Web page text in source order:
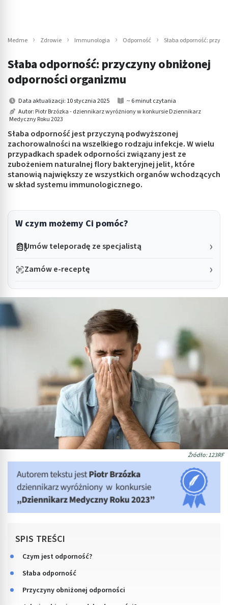
Medme Zdrowie Immunologia Odporność Słaba odporność:
Słaba odporność: przyczyny obniżonej
odporności organizmu
Data aktualizacji: 10 stycznia 2025
~ 6 minut czytania
Autor: Piotr Brzózka - dziennikarz wyróżniony w konkursie Dziennikarz
Medyczny Roku 2023
Słaba odporność jest przyczyną podwyższonej
zachorowalności na wszelkiego rodzaju infekcje. W wielu
przypadkach spadek odporności związany jest ze
zubożeniem naturalnej flory bakteryjnej jelit, które
stanowią największy ze wszystkich organów wchodzących
w skład systemu immunologicznego.
W czym możemy Ci pomóc?
Umów teleporadę ze specjalistą
Zamów e-receptę
Źródło: 123RF
SPIS TREŚCI
Czym jest odporność?
Słaba odporność
Przyczyny obniżonej odporności